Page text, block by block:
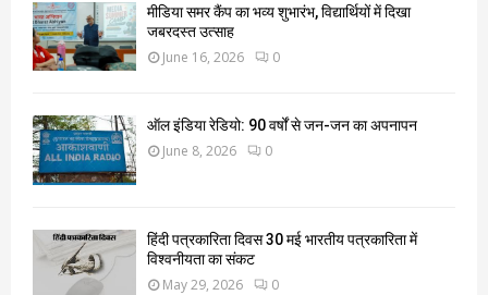
मीडिया समर कैंप का भव्य शुभारंभ, विद्यार्थियों में दिखा
जबरदस्त उत्साह
June 16, 2026 0
ऑल इंडिया रेडियो: 90 वर्षों से जन-जन का अपनापन
June 8, 2026 0
हिंदी पत्रकारिता दिवस 30 मई भारतीय पत्रकारिता में
विश्वनीयता का संकट
May 29, 2026 0